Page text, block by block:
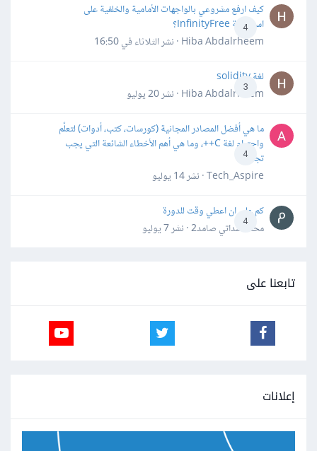
4
كيف ارفع مشروعي بالواجهات الأمامية والخلفية على
استضافة InfinityFree؟
Hiba Abdalrheem · نشر
الثلاثاء في 16:50
3
لغة solidity
Hiba Abdalrheem · نشر
20 يوليو
4
ما هي أفضل المصادر المجانية (كورسات، كتب، أدوات) لتعلّم
واحترام لغة C++، وما هي أهم الأخطاء الشائعة التي يجب
تجنبها؟
Tech_Aspire · نشر
14 يوليو
4
كم علي ان اعطي وقت للدورة
محمد سداتي صامد2 · نشر
7 يوليو
تابعنا على
إعلانات